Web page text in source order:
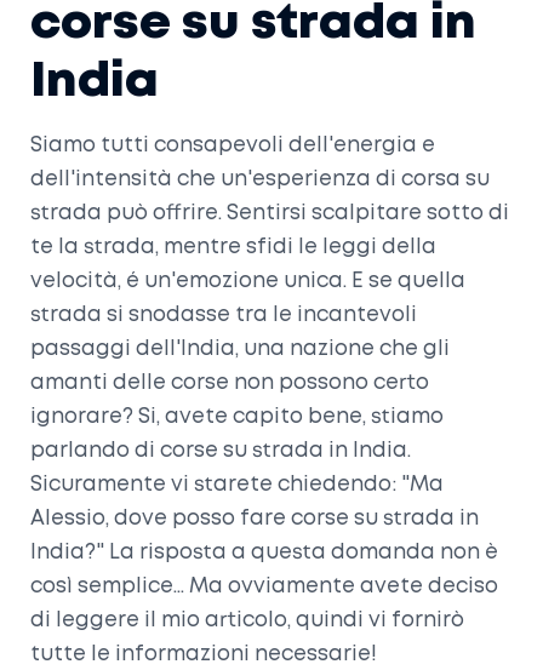
corse su strada in
India
Siamo tutti consapevoli dell'energia e
dell'intensità che un'esperienza di corsa su
strada può offrire. Sentirsi scalpitare sotto di
te la strada, mentre sfidi le leggi della
velocità, é un'emozione unica. E se quella
strada si snodasse tra le incantevoli
passaggi dell'India, una nazione che gli
amanti delle corse non possono certo
ignorare? Si, avete capito bene, stiamo
parlando di corse su strada in India.
Sicuramente vi starete chiedendo: "Ma
Alessio, dove posso fare corse su strada in
India?" La risposta a questa domanda non è
così semplice... Ma ovviamente avete deciso
di leggere il mio articolo, quindi vi fornirò
tutte le informazioni necessarie!